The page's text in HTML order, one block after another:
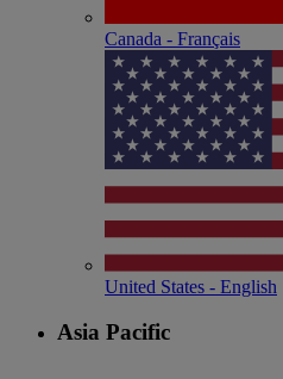
Canada - Français
United States - English
Asia Pacific